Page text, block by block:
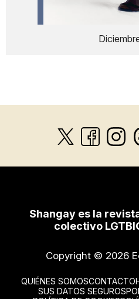
Shangay es la
colectivo
Copyright © 2026
QUIÉNES SOMOSCONTACTO
SUS DATOS SEGUROS